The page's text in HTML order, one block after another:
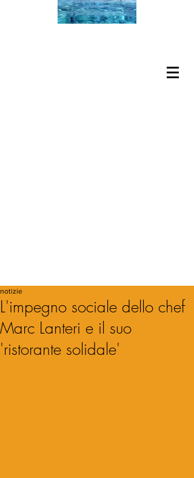
L'impegno sociale dello chef
Marc Lanteri e il suo
'ristorante solidale'
notizie